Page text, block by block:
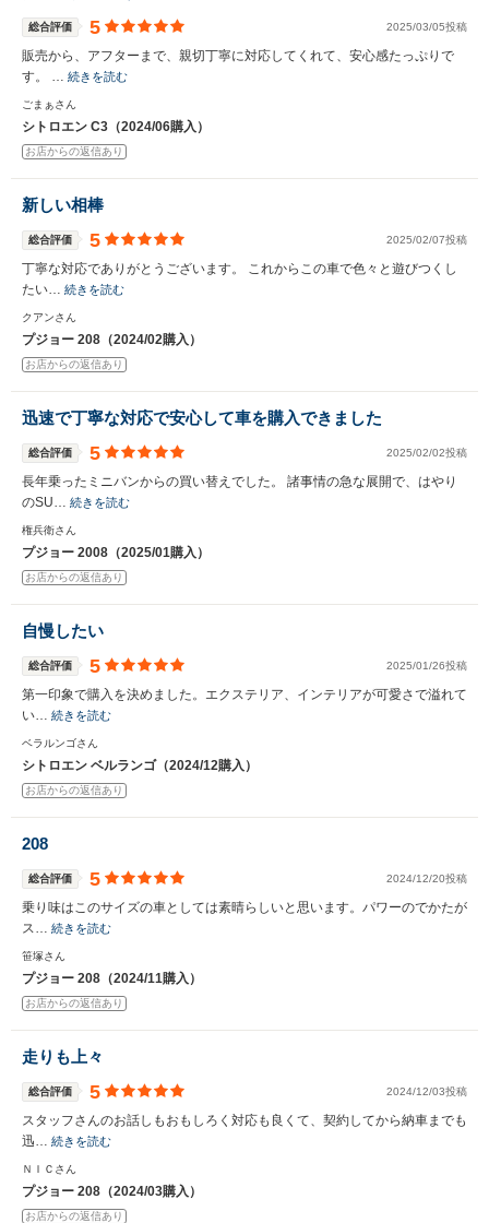
総合評価 5 2025/03/05投稿
販売から、アフターまで、親切丁寧に対応してくれて、安心感たっぷりで
す。 … 続きを読む
ごまぁさん
シトロエン C3（2024/06購入）
お店からの返信あり
新しい相棒
総合評価 5 2025/02/07投稿
丁寧な対応でありがとうございます。 これからこの車で色々と遊びつくし
たい… 続きを読む
クアンさん
プジョー 208（2024/02購入）
お店からの返信あり
迅速で丁寧な対応で安心して車を購入できました
総合評価 5 2025/02/02投稿
長年乗ったミニバンからの買い替えでした。 諸事情の急な展開で、はやり
のSU… 続きを読む
権兵衛さん
プジョー 2008（2025/01購入）
お店からの返信あり
自慢したい
総合評価 5 2025/01/26投稿
第一印象で購入を決めました。エクステリア、インテリアが可愛さで溢れて
い… 続きを読む
ベラルンゴさん
シトロエン ベルランゴ（2024/12購入）
お店からの返信あり
208
総合評価 5 2024/12/20投稿
乗り味はこのサイズの車としては素晴らしいと思います。パワーのでかたが
ス… 続きを読む
笹塚さん
プジョー 208（2024/11購入）
お店からの返信あり
走りも上々
総合評価 5 2024/12/03投稿
スタッフさんのお話しもおもしろく対応も良くて、契約してから納車までも
迅… 続きを読む
ＮＩＣさん
プジョー 208（2024/03購入）
お店からの返信あり